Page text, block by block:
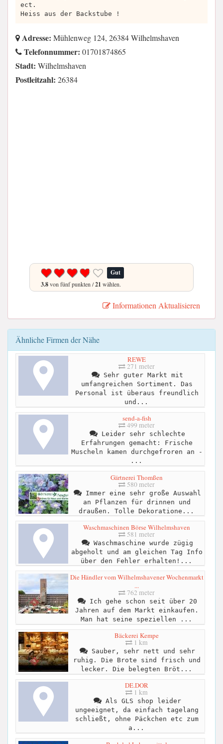
ect.
Heiss aus der Backstube !
Adresse: Mühlenweg 124, 26384 Wilhelmshaven
Telefonnummer: 01701874865
Stadt: Wilhelmshaven
Postleitzahl: 26384
Gut
3.8von fünf punkten /21 wählen.
Informationen Aktualisieren
Ähnliche Firmen der Nähe
REWE
271 meter
Sehr guter Markt mit
umfangreichen Sortiment. Das
Personal ist überaus freundlich
und...
send-a-fish
499 meter
Leider sehr schlechte
Erfahrungen gemacht: Frische
Muscheln kamen durchgefroren an -
...
Gärtnerei Thomßen
580 meter
Immer eine sehr große Auswahl
an Pflanzen für drinnen und
draußen. Tolle Dekoratione...
Waschmaschinen Börse Wilhelmshaven
581 meter
Waschmaschine wurde zügig
abgeholt und am gleichen Tag Info
über den Fehler erhalten!...
Die Händler vom Wilhelmshavener Wochenmarkt
...
762 meter
Ich gehe schon seit über 20
Jahren auf dem Markt einkaufen.
Man hat seine speziellen ...
Bäckerei Kempe
1 km
Sauber, sehr nett und sehr
ruhig. Die Brote sind frisch und
lecker. Die belegten Bröt...
DE.DOR
1 km
Als GLS shop leider
ungeeignet, da einfach tagelang
schließt, ohne Päckchen etc zum
a...